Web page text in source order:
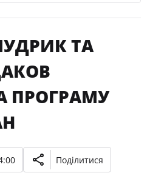
ТА
ПРОГРАМУ
Поділитися